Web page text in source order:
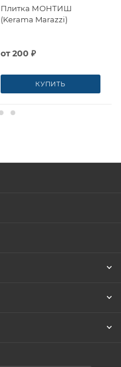
Плитка МОНТИШ
(Kerama Marazzi)
от200 ₽
КУПИТЬ